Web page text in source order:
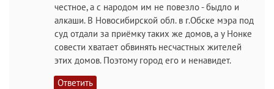
честное, а с народом им не повезло - быдло и
алкаши. В Новосибирской обл. в г.Обске мэра под
суд отдали за приёмку таких же домов, а у Нонке
совести хватает обвинять несчастных жителей
этих домов. Поэтому город его и ненавидет.
Ответить